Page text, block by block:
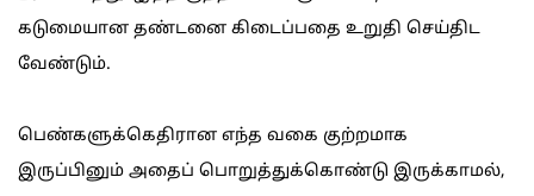
கடுமையான தண்டனை கிடைப்பதை உறுதி செய்திட
வேண்டும்.
பெண்களுக்கெதிரான எந்த வகை குற்றமாக
இருப்பினும் அதைப் பொறுத்துக்கொண்டு இருக்காமல்,